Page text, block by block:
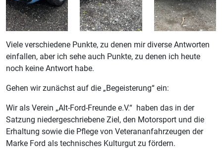
Viele verschiedene Punkte, zu denen mir diverse Antworten
einfallen, aber ich sehe auch Punkte, zu denen ich heute
noch keine Antwort habe.
Gehen wir zunächst auf die „Begeisterung“ ein:
Wir als Verein „Alt-Ford-Freunde e.V.“ haben das in der
Satzung niedergeschriebene Ziel, den Motorsport und die
Erhaltung sowie die Pflege von Veterananfahrzeugen der
Marke Ford als technisches Kulturgut zu fördern.